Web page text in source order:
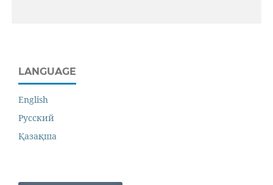
LANGUAGE
English
Русский
Қазақша